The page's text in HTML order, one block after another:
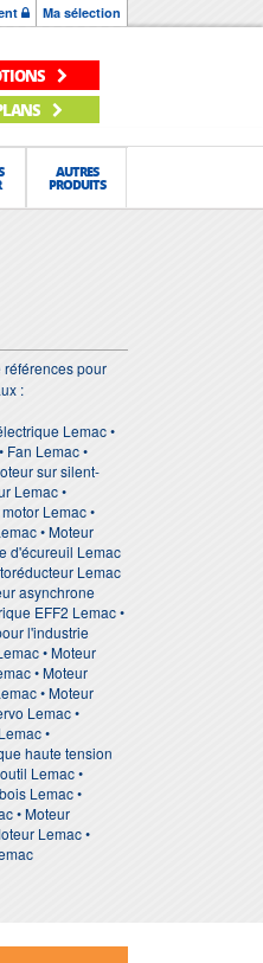
Ma sélection
AUTRES
PRODUITS
pour
:
Lemac •
Fan Lemac •
sur silent-
Lemac •
Lemac •
• Moteur
d'écureuil Lemac
Lemac
asynchrone
EFF2 Lemac •
l'industrie
• Moteur
• Moteur
• Moteur
Lemac •
•
haute tension
Lemac •
Lemac •
• Moteur
Lemac •